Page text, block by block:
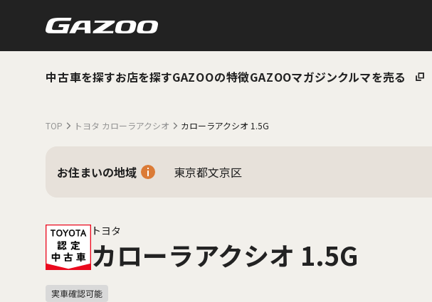
中古車を探すお店を探すGAZOOの特徴GAZOOマガジンクルマを売る
TOP トヨタ カローラアクシオ カローラアクシオ 1.5G
お住まいの地域 東京都文京区
トヨタ
カローラアクシオ 1.5G